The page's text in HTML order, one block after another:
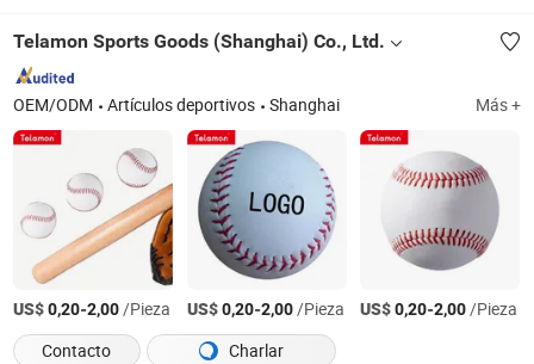
Telamon Sports Goods (Shanghai) Co., Ltd.
OEM/ODM Artículos deportivos Shanghai Más +
US$0,20-2,00/Pieza US$0,20-2,00/Pieza US$0,20-2,00/Pieza
Contacto
Charlar